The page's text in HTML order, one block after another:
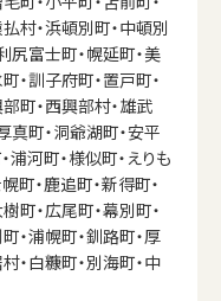
村・浜頓別町・中頓別
尻富士町・幌延町・美
・訓子府町・置戸町・
町・西興部村・雄武
真町・洞爺湖町・安平
浦河町・様似町・えりも
町・鹿追町・新得町・
町・広尾町・幕別町・
・浦幌町・釧路町・厚
・白糠町・別海町・中